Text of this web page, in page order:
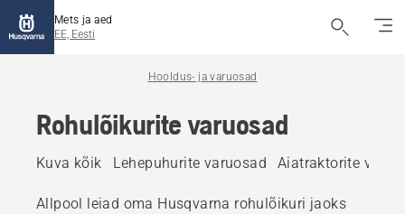
Mets ja aed
EE, Eesti
Hooldus- ja varuosad
Rohulõikurite varuosad
Kuva kõik Lehepuhurite varuosad Aiatraktorite
Allpool leiad oma Husqvarna rohulõikuri jaoks